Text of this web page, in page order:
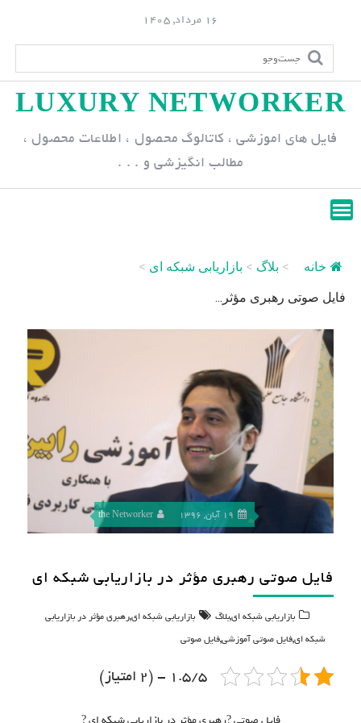
p
n
16 مرداد, 1405
LUXURY NETWORKER
فایل های اموزشی ، کاتالوگ محصول ، اطلاعات محصول ،
مطالب انگیزشی و . . .
خانه > بلاگ > بازاریابی شبکه ای >
فایل صوتی رهبرى مؤثر...
19 آبان, 1396 the Networker
فایل صوتی رهبرى مؤثر در بازاریابى شبکه اى
بازاریابی شبکه ای,بلاگ بازاریابی شبکه ای,رهبرى مؤثر در بازاريابى
شبكه اى,فايل صوتى آموزشى,فایل صوتی
1.5/5 - (2 امتیاز)